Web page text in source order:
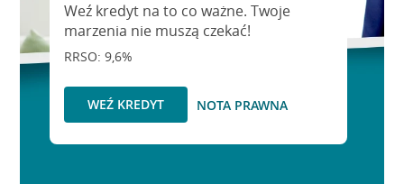
Weź kredyt na to co ważne. Twoje
marzenia nie muszą czekać!
RRSO: 9,6%
WEŹ KREDYT NOTA PRAWNA